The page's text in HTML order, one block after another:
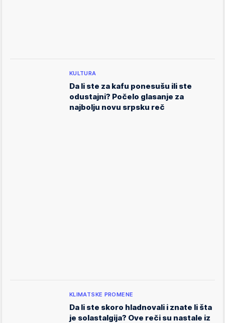
KULTURA
Da li ste za kafu ponesušu ili ste
odustajni? Počelo glasanje za
najbolju novu srpsku reč
KLIMATSKE PROMENE
Da li ste skoro hladnovali i znate li šta
je solastalgija? Ove reči su nastale iz